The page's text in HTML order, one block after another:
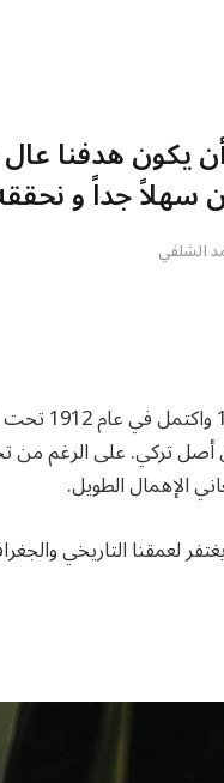
يكون هدفنا
سهلاً جداً و
الشلفي
بدأ العمل في
الإهمال الطويل.
لعمقنا التاريخي